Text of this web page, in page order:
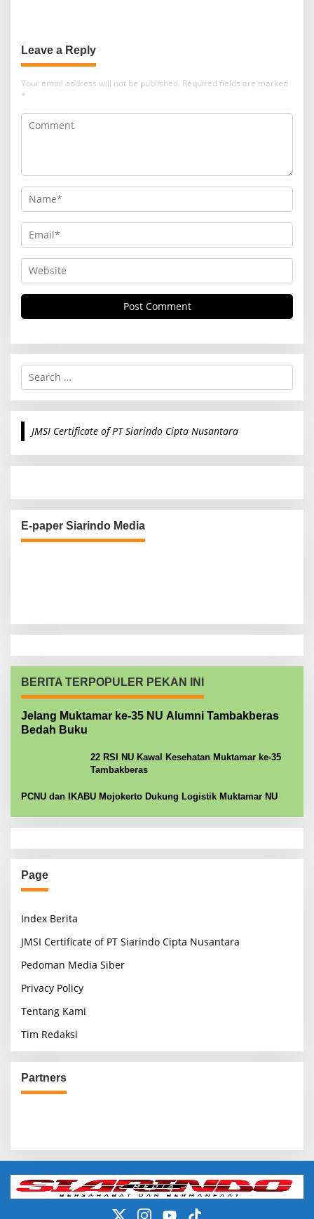
Leave a Reply
Your email address will not be published. Required fields are marked
*
S
r
c
o
JMSI Certificate of PT Siarindo Cipta Nusantara
E-paper Siarindo Media
BERITA TERPOPULER PEKAN INI
Jelang Muktamar ke-35 NU Alumni Tambakberas
Bedah Buku
22 RSI NU Kawal Kesehatan Muktamar ke-35
Tambakberas
PCNU dan IKABU Mojokerto Dukung Logistik Muktamar NU
Page
Index Berita
JMSI Certificate of PT Siarindo Cipta Nusantara
Pedoman Media Siber
Privacy Policy
Tentang Kami
Tim Redaksi
Partners